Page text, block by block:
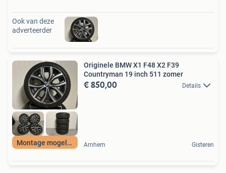
Ook van deze
adverteerder
Montage mogelijk
Originele BMW X1 F48 X2 F39
Countryman 19 inch 511 zomer
€ 850,00 Details
Arnhem Gisteren